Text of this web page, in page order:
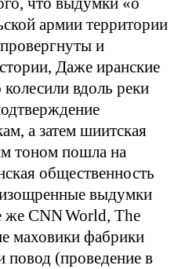
армии территории
и
Даже иранские
вдоль реки
а затем шиитская
тоном пошла на
общественность
выдумки
же CNNWorld, The
маховики фабрики
повод (проведение в